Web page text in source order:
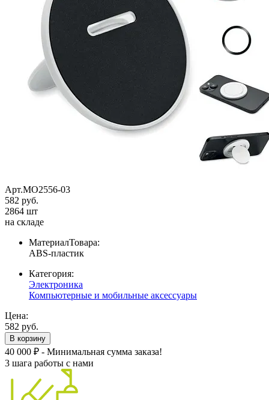
Арт.MO2556-03
582 руб.
2864 шт
на складе
МатериалТовара:
ABS-пластик
Категория:
Электроника
Компьютерные и мобильные аксессуары
Цена:
582 руб.
В корзину
40 000 ₽ - Минимальная сумма заказа!
3 шага работы с нами